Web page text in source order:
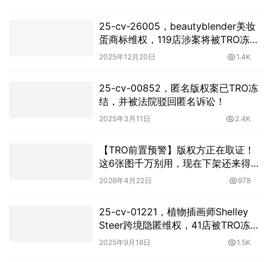
25-cv-26005，beautyblender美妆
蛋商标维权，119店涉案将被TRO冻
结！
2025年12月20日 1.4K
25-cv-00852，匿名版权案已TRO冻
结，并被法院驳回匿名诉讼！
2025年3月11日 2.4K
【TRO前置预警】版权方正在取证！
这6张图千万别用，现在下架还来得
及！
2026年4月22日 978
25-cv-01221，植物插画师Shelley
Steer跨境隐匿维权，41店被TRO冻
结！
2025年9月18日 1.5K